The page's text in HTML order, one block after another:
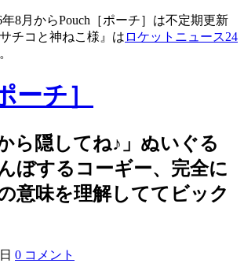
年8月からPouch［ポーチ］は不定期更新
チコと神ねこ様』は ロケットニュース24
ーチ］
ら隠してね♪」ぬいぐる
ぼするコーギー、完全に
意味を理解しててビック
0 コメント